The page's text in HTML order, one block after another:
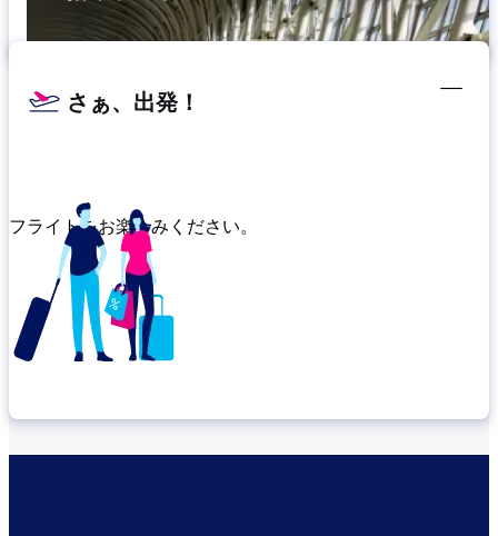
さぁ、出発！
フライトをお楽しみください。